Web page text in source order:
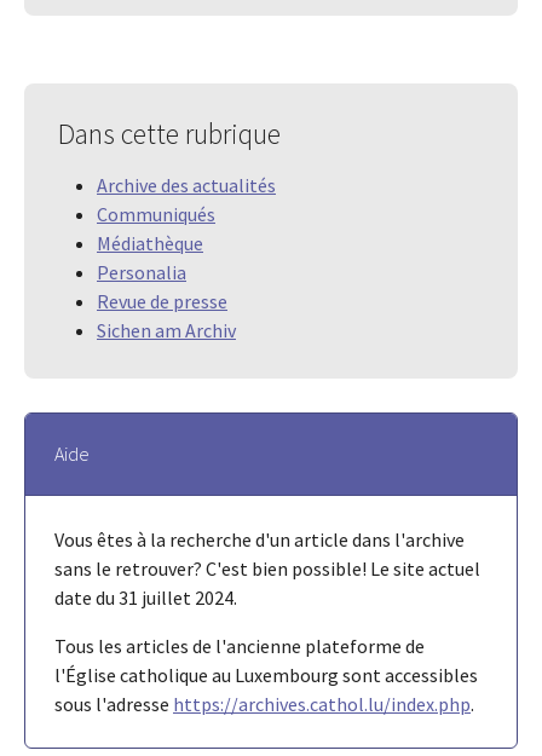
Dans cette rubrique
Archive des actualités
Communiqués
Médiathèque
Personalia
Revue de presse
Sichen am Archiv
Aide
Vous êtes à la recherche d'un article dans l'archive
sans le retrouver? C'est bien possible! Le site actuel
date du 31 juillet 2024.
Tous les articles de l'ancienne plateforme de
l'Église catholique au Luxembourg sont accessibles
sous l'adresse https://archives.cathol.lu/index.php.